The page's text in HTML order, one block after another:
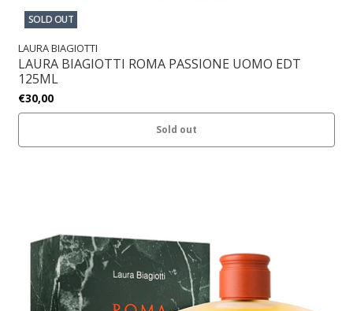
SOLD OUT
LAURA BIAGIOTTI
LAURA BIAGIOTTI ROMA PASSIONE UOMO EDT
125ML
€30,00
Sold out